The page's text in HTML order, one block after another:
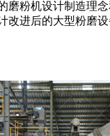
磨粉机设计制造理
改进后的大型粉磨